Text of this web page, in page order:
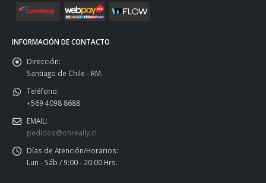
INFORMACIÓN DE CONTACTO
Dirección:
Santiago de Chile - RM.
Teléfono:
+569 4098 8688
EMAIL:
pedidos@ohreally.cl
Días de Atención/Horarios:
Lun - Sáb / 9:00 - 20:00 Hrs.